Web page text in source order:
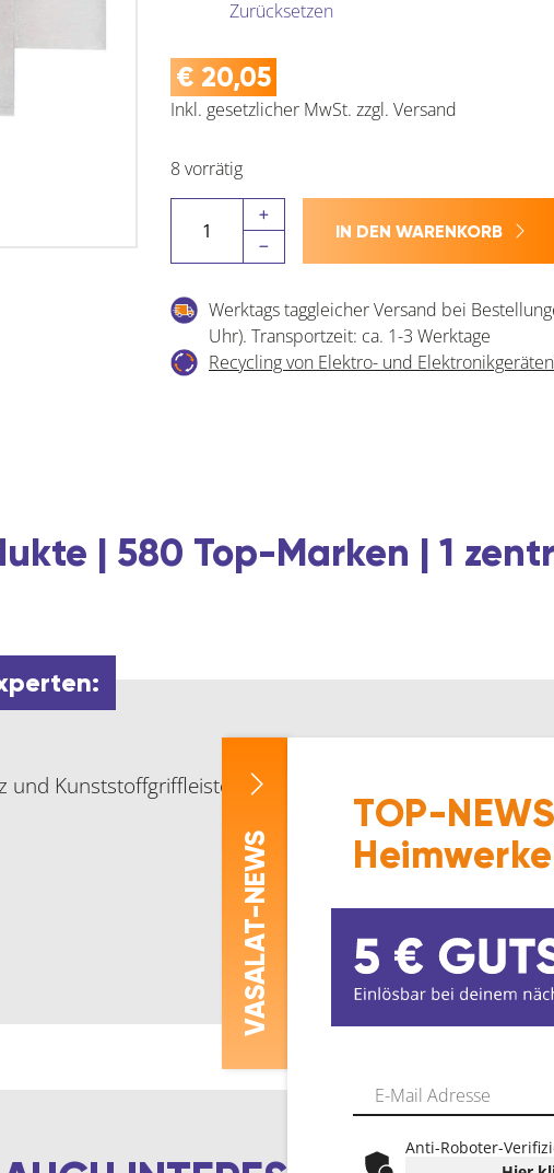
Zurücksetzen
€ 20,05
Inkl. gesetzlicher MwSt. zzgl. Versand
8 vorrätig
Flächenspachtel
Japanspachtel
aus
Bandstahl
mit
IN DEN WARENKORB
Werktags taggleicher Versand bei
Uhr). Transportzeit: ca. 1-3 Werktage
Recycling von Elektro- und
| 580 Top-Marken | 1
Kunststoffgriffleiste.
V
ASALAT
-NEWS
TOP-
Anti-Roboter-